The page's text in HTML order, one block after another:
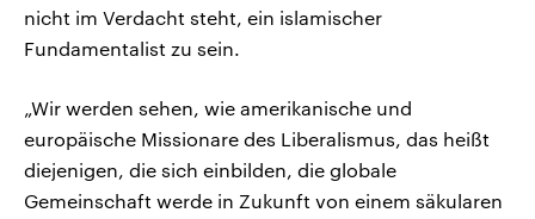
nicht im Verdacht steht, ein islamischer
Fundamentalist zu sein.
„Wir werden sehen, wie amerikanische und
europäische Missionare des Liberalismus, das heißt
diejenigen, die sich einbilden, die globale
Gemeinschaft werde in Zukunft von einem säkularen